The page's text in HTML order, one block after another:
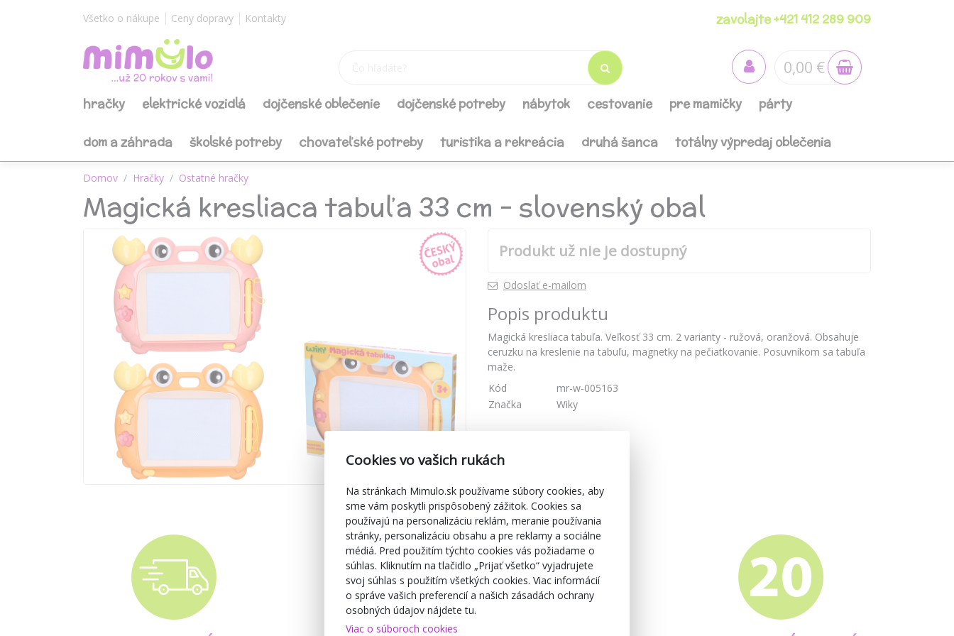
Všetko o nákupe Ceny dopravy Kontakty zavolajte +421 412 289 909
0,00 €
hračky elektrické vozidlá dojčenské oblečenie dojčenské potreby nábytok cestovanie pre mamičky párty
dom a záhrada školské potreby chovateľské potreby turistika a rekreácia druhá šanca totálny výpredaj oblečenia
Domov Hračky Ostatné hračky
Magická kresliaca tabuľa 33 cm - slovenský obal
Produkt už nie je dostupný
Odoslať e-mailom
Popis produktu
Magická kresliaca tabuľa. Veľkosť 33 cm. 2 varianty - ružová, oranžová. Obsahuje
ceruzku na kreslenie na tabuľu, magnetky na pečiatkovanie. Posuvníkom sa tabuľa
maže.
Kód
mr-w-005163
Značka
Wiky
Cookies vo vašich rukách
Na stránkach Mimulo.sk používame súbory cookies, aby
sme vám poskytli prispôsobený zážitok. Cookies sa
používajú na personalizáciu reklám, meranie používania
stránky, personalizáciu obsahu a pre reklamy a sociálne
médiá. Pred použitím týchto cookies vás požiadame o
súhlas. Kliknutím na tlačidlo „Prijať všetko“ vyjadrujete
svoj súhlas s použitím všetkých cookies. Viac informácií
o správe vašich preferencií a našich zásadách ochrany
osobných údajov nájdete tu.
Viac o súboroch cookies